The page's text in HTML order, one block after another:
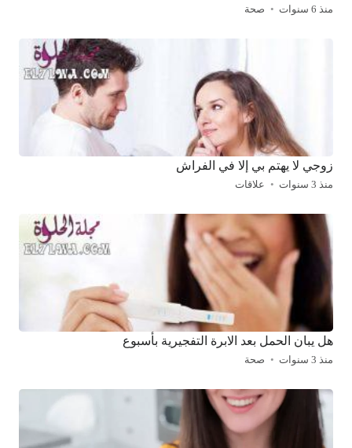
منذ 6 سنوات صحة
زوجي لا يهتم بي إلا في الفراش
منذ 3 سنوات علاقات
هل يبان الحمل بعد الابرة التفجيرية بأسبوع
منذ 3 سنوات صحة